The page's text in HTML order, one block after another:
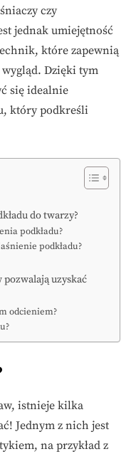
czy
jednak umiejętność
które zapewnią
Dzięki tym
się idealnie
który podkreśli
do twarzy?
podkładu?
podkładu?
pozwalają uzyskać
odcieniem?
istnieje kilka
Jednym z nich jest
na przykład z